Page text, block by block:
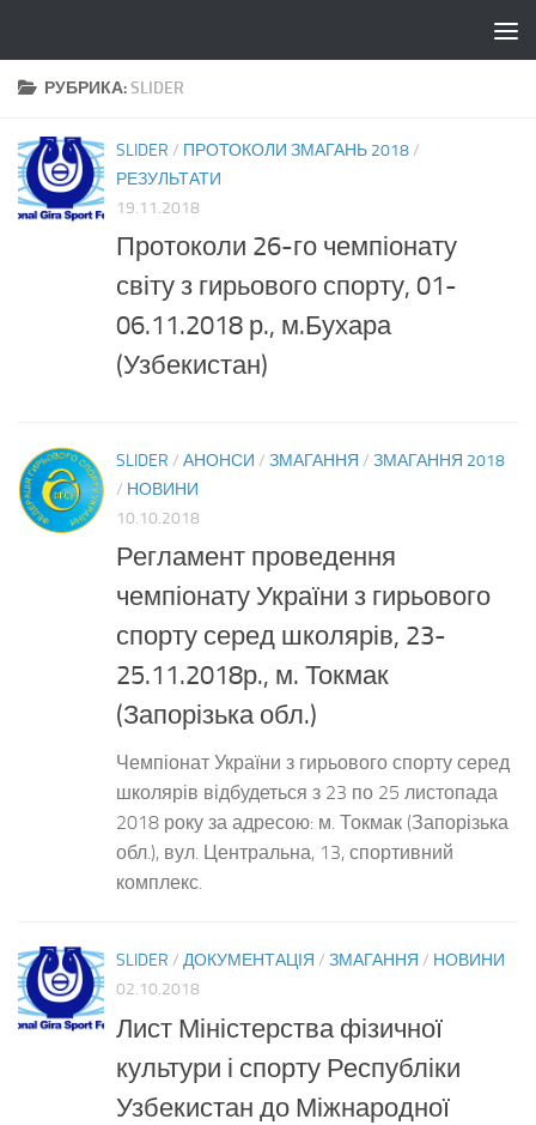
РУБРИКА:SLIDER
SLIDER / ПРОТОКОЛИ ЗМАГАНЬ 2018/
РЕЗУЛЬТАТИ
19.11.2018
Протоколи 26-го чемпіонату
світу з гирьового спорту, 01-
06.11.2018 р., м.Бухара
(Узбекистан)
SLIDER / АНОНСИ / ЗМАГАННЯ / ЗМАГАННЯ 2018
/ НОВИНИ
10.10.2018
Регламент проведення
чемпіонату України з гирьового
спорту серед школярів, 23-
25.11.2018р., м. Токмак
(Запорізька обл.)
Чемпіонат України з гирьового спорту серед
школярів відбудеться з 23 по 25 листопада
2018 року за адресою: м. Токмак (Запорізька
обл.), вул. Центральна, 13, спортивний
комплекс.
SLIDER / ДОКУМЕНТАЦІЯ / ЗМАГАННЯ / НОВИНИ
02.10.2018
Лист Міністерства фізичної
культури і спорту Республіки
Узбекистан до Міжнародної